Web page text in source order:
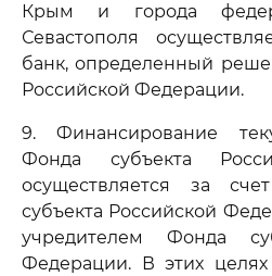
Крым и города
Севастополя
банк, определенный
Российской Федерации.
9. Финансирование
Фонда субъекта
осуществляется за
субъекта Российской
учредителем Фонда
Федерации. В этих